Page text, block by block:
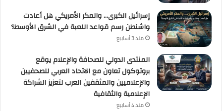
إسرائيل الكبرى… والمكر الأمريكي هل أعادت
واشنطن رسم قواعد اللعبة في الشرق الأوسط؟
منذ 3 أسابيع
المنتدى الدولي للصحافة والإعلام يوقع
بروتوكول تعاون مع الاتحاد العربي للصحفيين
والإعلاميين والمثقفين العرب لتعزيز الشراكة
الإعلامية والثقافية
منذ 4 أسابيع